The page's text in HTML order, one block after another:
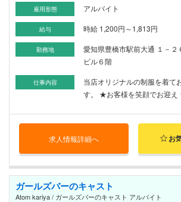
雇用形態 アルバイト
給与 時給 1,200円～1,813円
勤務地
愛知県豊橋市駅前大通 １－
ビル６階
仕事内容
当店オリジナルの制服を着て
す。 ★お客様を笑顔でお迎え
求人情報詳細へ お
ガールズバーのキャスト
Atom kariya / ガールズバーのキャスト アルバイト